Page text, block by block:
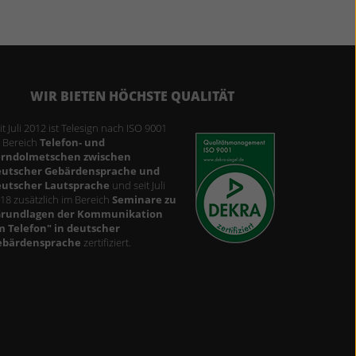
WIR BIETEN HÖCHSTE QUALITÄT
9001_GER_TC_P.PNG
Juli 2012 ist Telesign nach ISO 9001
Bereich Telefon- und
zwischen
Gebärdensprache und
Lautsprache und seit Juli
zusätzlich im Bereich Seminare zu
der Kommunikation
Telefon" in deutscher
zertifiziert.